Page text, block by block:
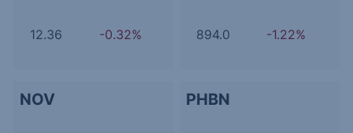
12.36 -0.32% 894.0 -1.22%
NOV PHBN